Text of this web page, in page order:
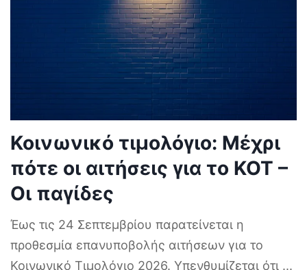
Κοινωνικό τιμολόγιο: Μέχρι
πότε οι αιτήσεις για το ΚΟΤ –
Οι παγίδες
Έως τις 24 Σεπτεμβρίου παρατείνεται η
προθεσμία επανυποβολής αιτήσεων για το
Κοινωνικό Τιμολόγιο 2026. Υπενθυμίζεται ότι ...